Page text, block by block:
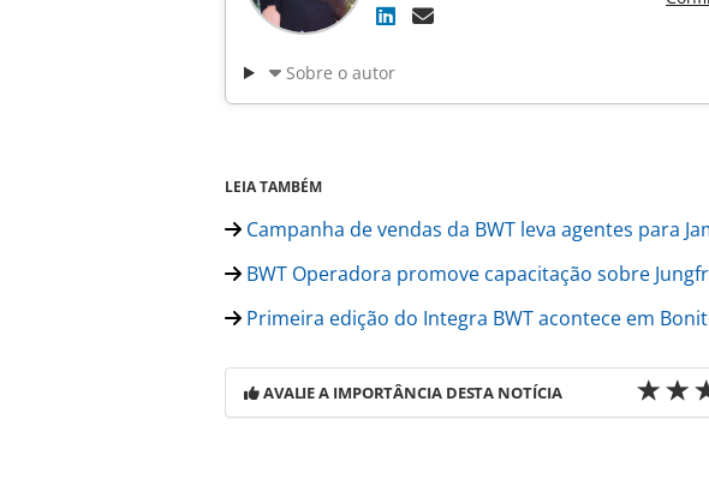
Sobre o autor
LEIA TAMBÉM
Campanha de vendas da BWT leva agentes para
BWT Operadora promove capacitação sobre
Primeira edição do Integra BWT acontece em
AVALIE A IMPORTÂNCIA DESTA NOTÍCIA